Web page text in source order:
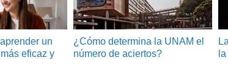
un
eficaz y
¿Cómo determina la UNAM el
número de aciertos?